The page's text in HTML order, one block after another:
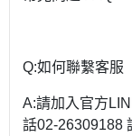
Q:如何聯繫客服
A:請加入官方
話02-26309188